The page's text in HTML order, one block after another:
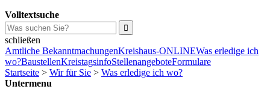
Volltextsuche
schließen
Amtliche BekanntmachungenKreishaus-ONLINEWas erledige ich
wo?BaustellenKreistagsinfoStellenangeboteFormulare
Startseite > Wir für Sie > Was erledige ich wo?
Untermenu